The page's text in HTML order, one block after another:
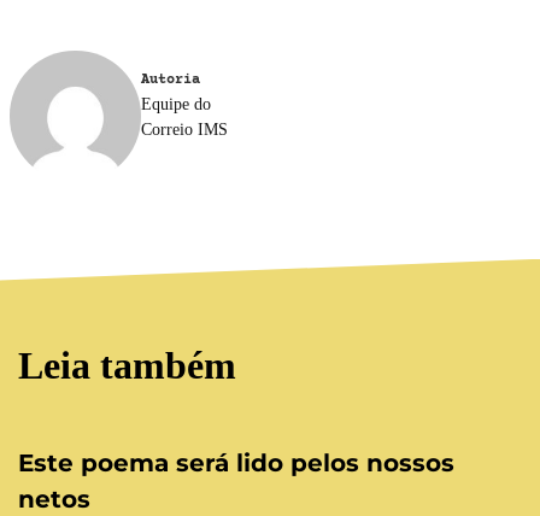
Autoria
Equipe do
Correio IMS
Leia também
Este poema será lido pelos nossos
netos